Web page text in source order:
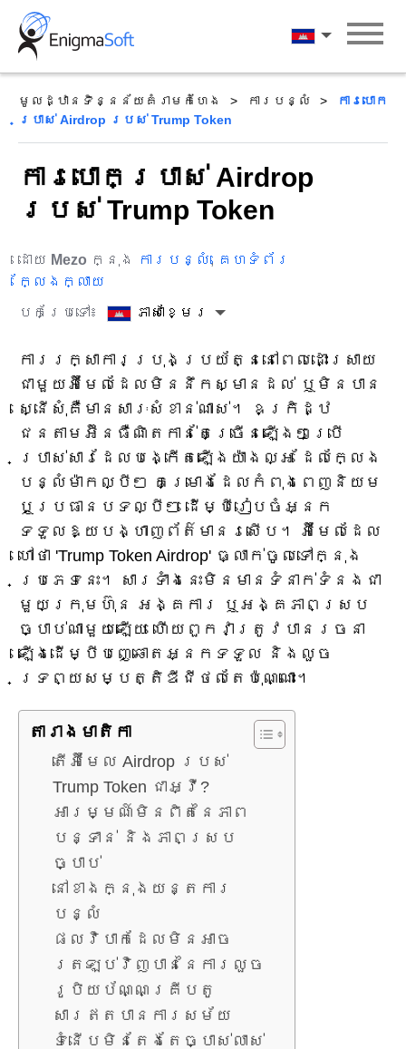
Skip
content
ភាសាខ្មែរ
មូលដ្ឋានទិន្នន័យគំរាមកំហែង ការបន្លំ
ការបោក
ប្រាស់ Airdrop របស់ Trump Token
ការបោកប្រាស់ Airdrop
របស់ Trump Token
ដោយ Mezo ក្នុង ការបន្លំ, គេហទំព័រ
ក្លែងក្លាយ
បកប្រែទៅ៖
ភាសាខ្មែរ
ការរក្សាការប្រុងប្រយ័ត្ននៅពេលដោះស្រាយ
ជាមួយអ៊ីមែលដែលមិននឹកស្មានដល់ ឬមិនបាន
ស្នើសុំគឺមានសារៈសំខាន់ណាស់។ ឧក្រិដ្ឋ
ជនតាមអ៊ីនធឺណិតកាន់តែច្រើនឡើងៗប្រើ
ប្រាស់សារដែលបង្កើតឡើងយ៉ាងល្អ ដែលក្លែង
បន្លំម៉ាកល្បីៗ គម្រោងដែលកំពុងពេញនិយម
ឬប្រធានបទល្បីៗ ដើម្បីរៀបចំអ្នក
ទទួលឱ្យបង្ហាញព័ត៌មានរសើប។ អ៊ីមែលដែល
ហៅថា 'Trump Token Airdrop' ធ្លាក់ចូលទៅក្នុង
ប្រភេទនេះ។ សារទាំងនេះមិនមានទំនាក់ទំនងជា
មួយក្រុមហ៊ុន អង្គការ ឬអង្គភាពស្រប
ច្បាប់ណាមួយឡើយ ហើយពួកវាត្រូវបានរចនា
ឡើងដើម្បីបញ្ឆោតអ្នកទទួល និងលួច
ទ្រព្យសម្បត្តិឌីជីថលតែប៉ុណ្ណោះ។
តារាង​មាតិកា
តើអ៊ីមែល Airdrop របស់
Trump Token ជាអ្វី?
អារម្មណ៍មិនពិតនៃភាព
បន្ទាន់ និងភាពស្រប
ច្បាប់
នៅខាងក្នុងយន្តការ
បន្លំ
ផលវិបាកដែលមិនអាច
ត្រឡប់វិញបាននៃការលួច
រូបិយប័ណ្ណគ្រីបតូ
សារឥតបានការសម័យ
ទំនើបមិនតែងតែច្បាស់លាស់